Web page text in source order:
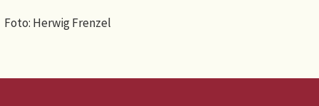
Foto: Herwig Frenzel